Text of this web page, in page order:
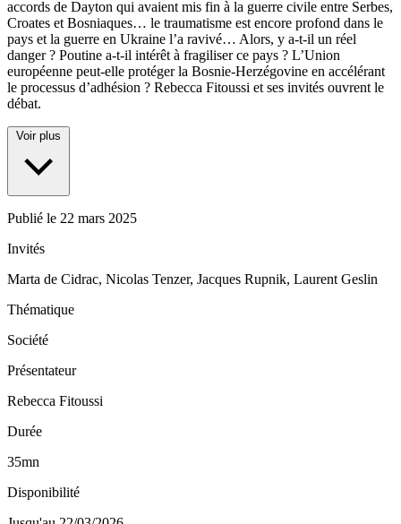
accords de Dayton qui avaient mis fin à la guerre civile entre Serbes,
Croates et Bosniaques… le traumatisme est encore profond dans le
pays et la guerre en Ukraine l’a ravivé… Alors, y a-t-il un réel
danger ? Poutine a-t-il intérêt à fragiliser ce pays ? L’Union
européenne peut-elle protéger la Bosnie-Herzégovine en accélérant
le processus d’adhésion ? Rebecca Fitoussi et ses invités ouvrent le
débat.
Voir plus
Publié le 22 mars 2025
Invités
Marta de Cidrac, Nicolas Tenzer, Jacques Rupnik, Laurent Geslin
Thématique
Société
Présentateur
Rebecca Fitoussi
Durée
35mn
Disponibilité